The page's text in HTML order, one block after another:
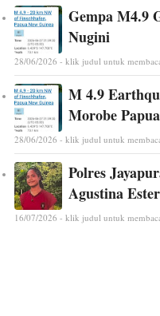
Gempa M4.9
Nugini
28/06/2026 - klik judul untuk
M 4.9
Morobe
28/06/2026 - klik judul untuk
Polres
Agustina
16/07/2026 - klik judul untuk